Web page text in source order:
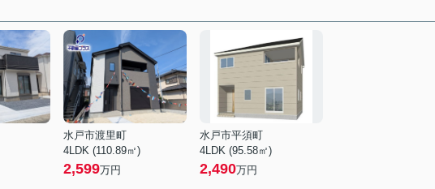
水戸市渡里町
4LDK (110.89㎡)
2,599万円
水戸市平須町
4LDK (95.58㎡)
2,490万円